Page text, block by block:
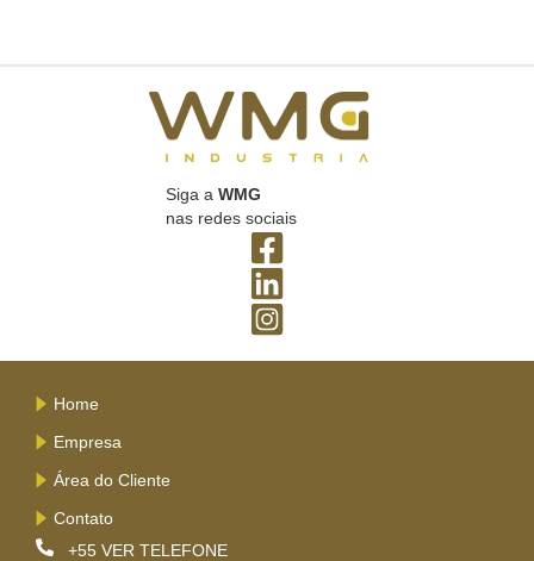
Siga a WMG
nas redes sociais
Home
Empresa
Área do Cliente
Contato
+55 VER TELEFONE